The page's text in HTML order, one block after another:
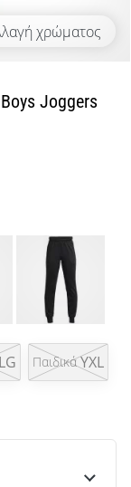
χρώματος
Joggers
Παιδικά YXL